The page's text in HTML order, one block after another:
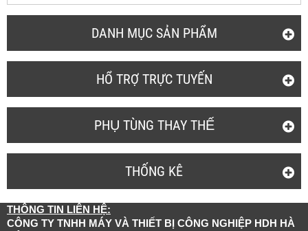
DANH MỤC SẢN PHẨM
HỔ TRỢ TRỰC TUYẾN
PHỤ TÙNG THAY THẾ
THỐNG KÊ
THÔNG TIN LIÊN HỆ:
CÔNG TY TNHH MÁY VÀ THIẾT BỊ CÔNG NGHIỆP HDH HÀ